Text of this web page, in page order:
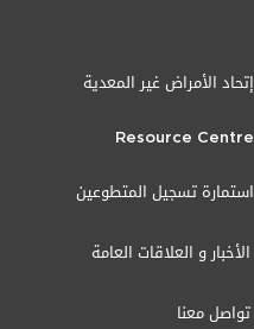
إتحاد الأمراض غير المعدية
Resource Centre
استمارة تسجيل المتطوعين
الأخبار و العلاقات العامة
تواصل معنا